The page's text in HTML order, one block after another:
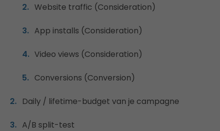
Website traffic (Consideration)
App installs (Consideration)
Video views (Consideration)
Conversions (Conversion)
Daily / lifetime-budget van je campagne
A/B split-test